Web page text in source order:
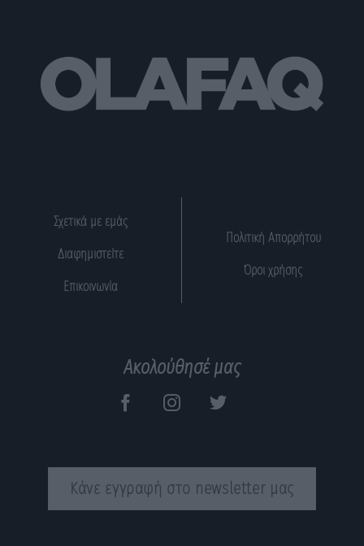
Σχετικά με εμάς
Διαφημιστείτε
Επικοινωνία
Πολιτική Απορρήτου
Όροι χρήσης
Ακολούθησέ μας
Κάνε εγγραφή στο newsletter μας